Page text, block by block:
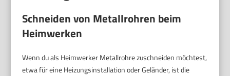
Schneiden von Metallrohren beim
Heimwerken
Wenn du als Heimwerker Metallrohre zuschneiden möchtest,
etwa für eine Heizungsinstallation oder Geländer, ist die